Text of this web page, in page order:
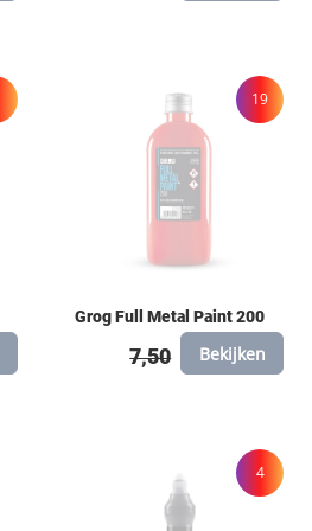
19
Grog Full Metal Paint 200
7,50 Bekijken
4